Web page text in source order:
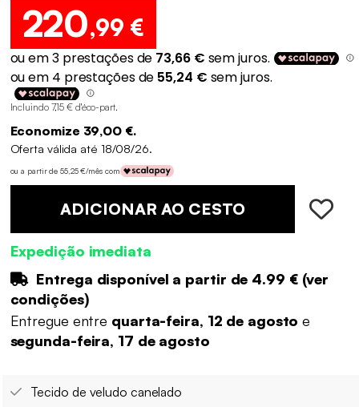
220,99 €
Incluindo 7,15 € d'éco-part.
Economize 39,00 €.
Oferta válida até 18/08/26.
ou a partir de 55,25 €/mês com
ADICIONAR AO CESTO
Expedição imediata
Entrega disponível a partir de 4.99 €(ver
condições)
Entregue entre quarta-feira, 12 de agostoe
segunda-feira, 17 de agosto
Tecido de veludo canelado